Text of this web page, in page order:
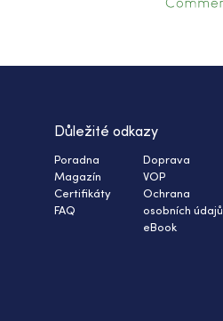
Důležité odkazy
Poradna
Magazín
Certifikáty
FAQ
Doprava
VOP
Ochrana
osobních údajů
eBook